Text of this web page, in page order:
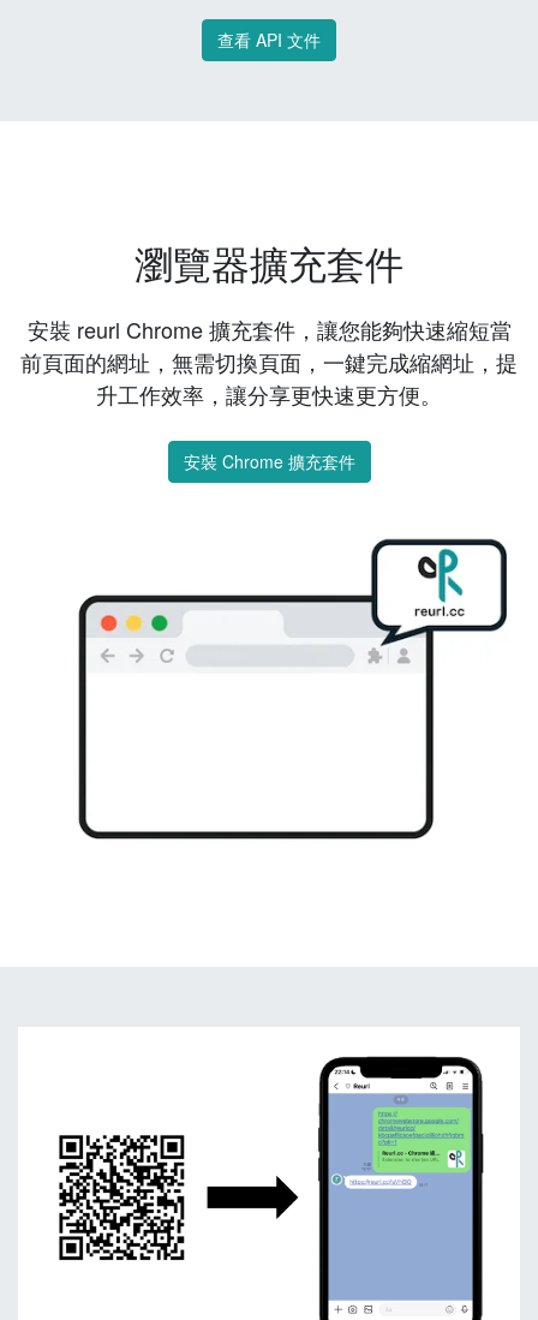
查看 API 文件
瀏覽器擴充套件
安裝 reurl Chrome 擴充套件，讓您能夠快速縮短當
前頁面的網址，無需切換頁面，一鍵完成縮網址，提
升工作效率，讓分享更快速更方便。
安裝 Chrome 擴充套件